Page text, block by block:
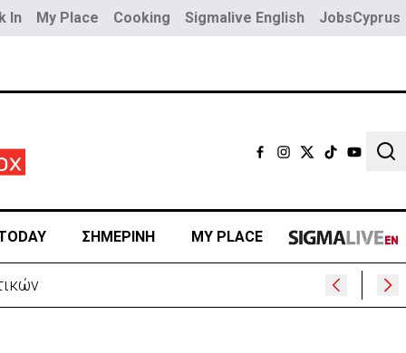
In My Place Cooking Sigmalive English JobsCyprus
ΣΗΜΕΡΙΝΗ MY PLACE